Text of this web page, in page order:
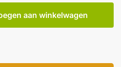
aan winkelwagen